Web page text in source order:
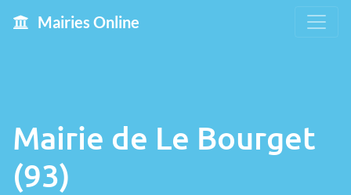
Mairies Online
Mairie de Le Bourget
(93)